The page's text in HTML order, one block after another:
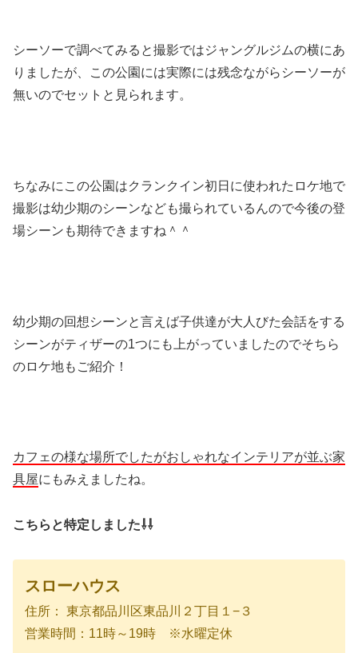
シーソーで調べてみると撮影ではジャングルジムの横にあ
りましたが、この公園には実際には残念ながらシーソーが
無いのでセットと見られます。
ちなみにこの公園はクランクイン初日に使われたロケ地で
撮影は幼少期のシーンなども撮られているんので今後の登
場シーンも期待できますね＾＾
幼少期の回想シーンと言えば子供達が大人びた会話をする
シーンがティザーの1つにも上がっていましたのでそちら
のロケ地もご紹介！
カフェの様な場所でしたがおしゃれなインテリアが並ぶ家
具屋にもみえましたね。
こちらと特定しました⇩⇩
スローハウス
住所： 東京都品川区東品川２丁目１−３
営業時間：11時～19時 ※水曜定休